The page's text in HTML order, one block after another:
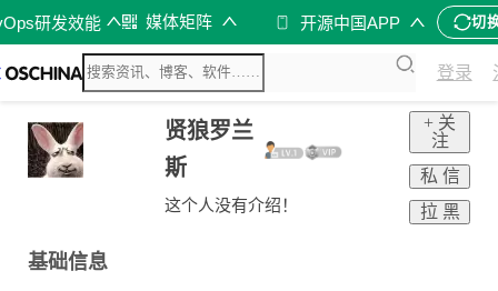
研发效能 媒体矩阵 开源中国APP 切
登录
贤狼罗兰
斯
这个人没有介绍！
+ 关
注
私 信
拉 黑
基础信息